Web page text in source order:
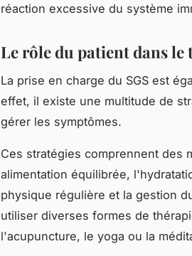
réaction excessive du système
Le rôle du patient dans
La prise en charge du SGS est
effet, il existe une multitude de
gérer les symptômes.
Ces stratégies comprennent des
alimentation équilibrée,
physique régulière et la gestion
utiliser diverses formes de
l'acupuncture, le yoga ou la